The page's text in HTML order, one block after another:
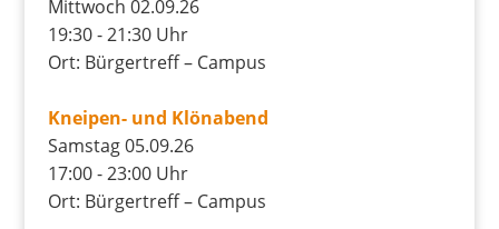
Mittwoch 02.09.26
19:30 - 21:30 Uhr
Ort: Bürgertreff – Campus
Kneipen- und Klönabend
Samstag 05.09.26
17:00 - 23:00 Uhr
Ort: Bürgertreff – Campus